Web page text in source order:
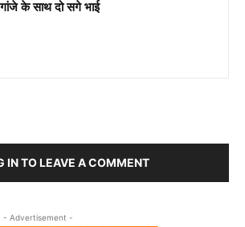
के साथ दो सगे भाई
IN TO LEAVE A COMMENT
- Advertisement -